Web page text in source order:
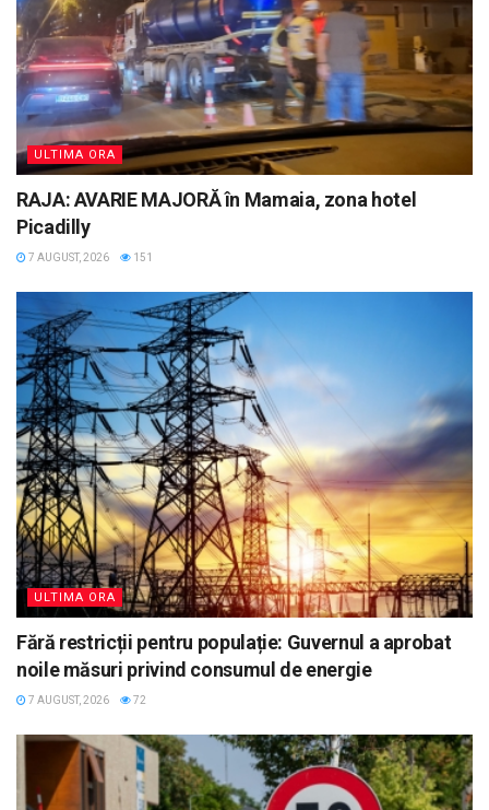
ULTIMA ORA
RAJA: AVARIE MAJORĂ în Mamaia, zona hotel
Picadilly
7 AUGUST, 2026 151
ULTIMA ORA
Fără restricții pentru populație: Guvernul a aprobat
noile măsuri privind consumul de energie
7 AUGUST, 2026 72